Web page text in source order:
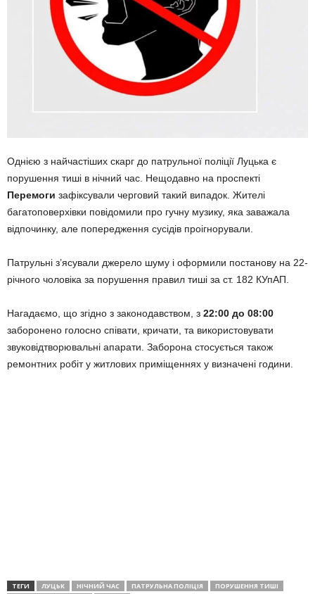
Однією з найчастіших скарг до патрульної поліції Луцька є
порушення тиші в нічний час. Нещодавно на проспекті
Перемоги зафіксували черговий такий випадок. Жителі
багатоповерхівки повідомили про гучну музику, яка заважала
відпочинку, але попередження сусідів проігнорували.
Патрульні з’ясували джерело шуму і оформили постанову на 22-
річного чоловіка за порушення правил тиші за ст. 182 КУпАП.
Нагадаємо, що згідно з законодавством, з 22:00 до 08:00
заборонено голосно співати, кричати, та використовувати
звуковідтворювальні апарати. Заборона стосується також
ремонтних робіт у житлових приміщеннях у визначені години.
ТЕГИ ЛУЦЬК НІЧНИЙ ЧАС ПАТРУЛЬНА ПОЛІЦІЯ
ПОРУШЕННЯ ТИШІ